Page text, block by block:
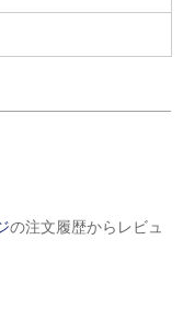
の注文履歴からレビュ